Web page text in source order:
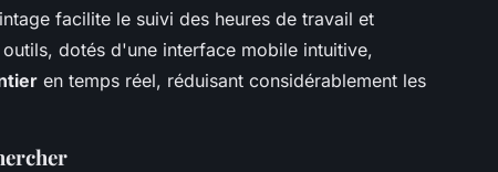
facilite le suivi des heures de travail et
dotés d'une interface mobile intuitive,
en temps réel, réduisant considérablement les